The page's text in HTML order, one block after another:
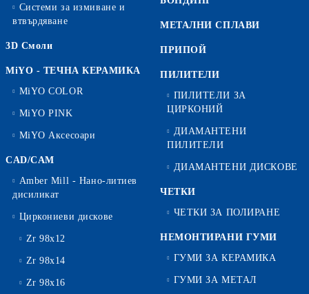
Системи за измиване и
втвърдяване
3D Смоли
MiYO - ТЕЧНА КЕРАМИКА
MiYO COLOR
MiYO PINK
MiYO Аксесоари
CAD/CAM
Amber Mill - Нано-литиев
дисиликат
Циркониеви дискове
Zr 98x12
Zr 98x14
Zr 98x16
МЕТАЛНИ СПЛАВИ
ПРИПОЙ
ПИЛИТЕЛИ
ПИЛИТЕЛИ ЗА
ЦИРКОНИЙ
ДИАМАНТЕНИ
ПИЛИТЕЛИ
ДИАМАНТЕНИ ДИСКОВЕ
ЧЕТКИ
ЧЕТКИ ЗА ПОЛИРАНЕ
НЕМОНТИРАНИ ГУМИ
ГУМИ ЗА КЕРАМИКА
ГУМИ ЗА МЕТАЛ